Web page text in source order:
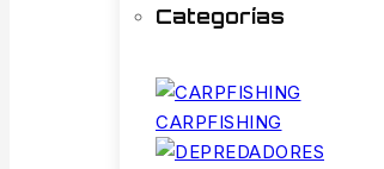
Categorías
CARPFISHING